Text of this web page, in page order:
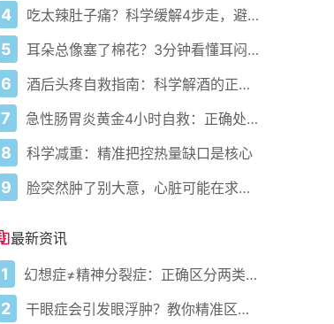
4 吃太辣肚子痛？科学缓解4步走，避免“辣出胃炎”
5 耳朵总像塞了棉花？3分钟看懂耳闷的真相与自救指南
6 酒后头疼自救指南：科学解酒的正确打开方式
7 急性肠胃炎黄金4小时自救：正确处置与误区避坑关键
8 科学减重：精准把控热量缺口是核心
9 脸突然肿了别大意，心脏可能在求救？
最新资讯
1 幻想症≠精神分裂症：正确区分两类精神问题
2 干眼症会引发眼浮肿？教你精准区分应对